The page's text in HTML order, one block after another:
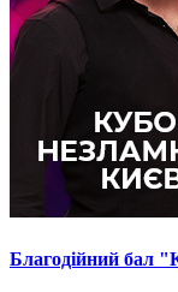
Благодійний бал